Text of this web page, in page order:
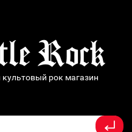
рок магазин